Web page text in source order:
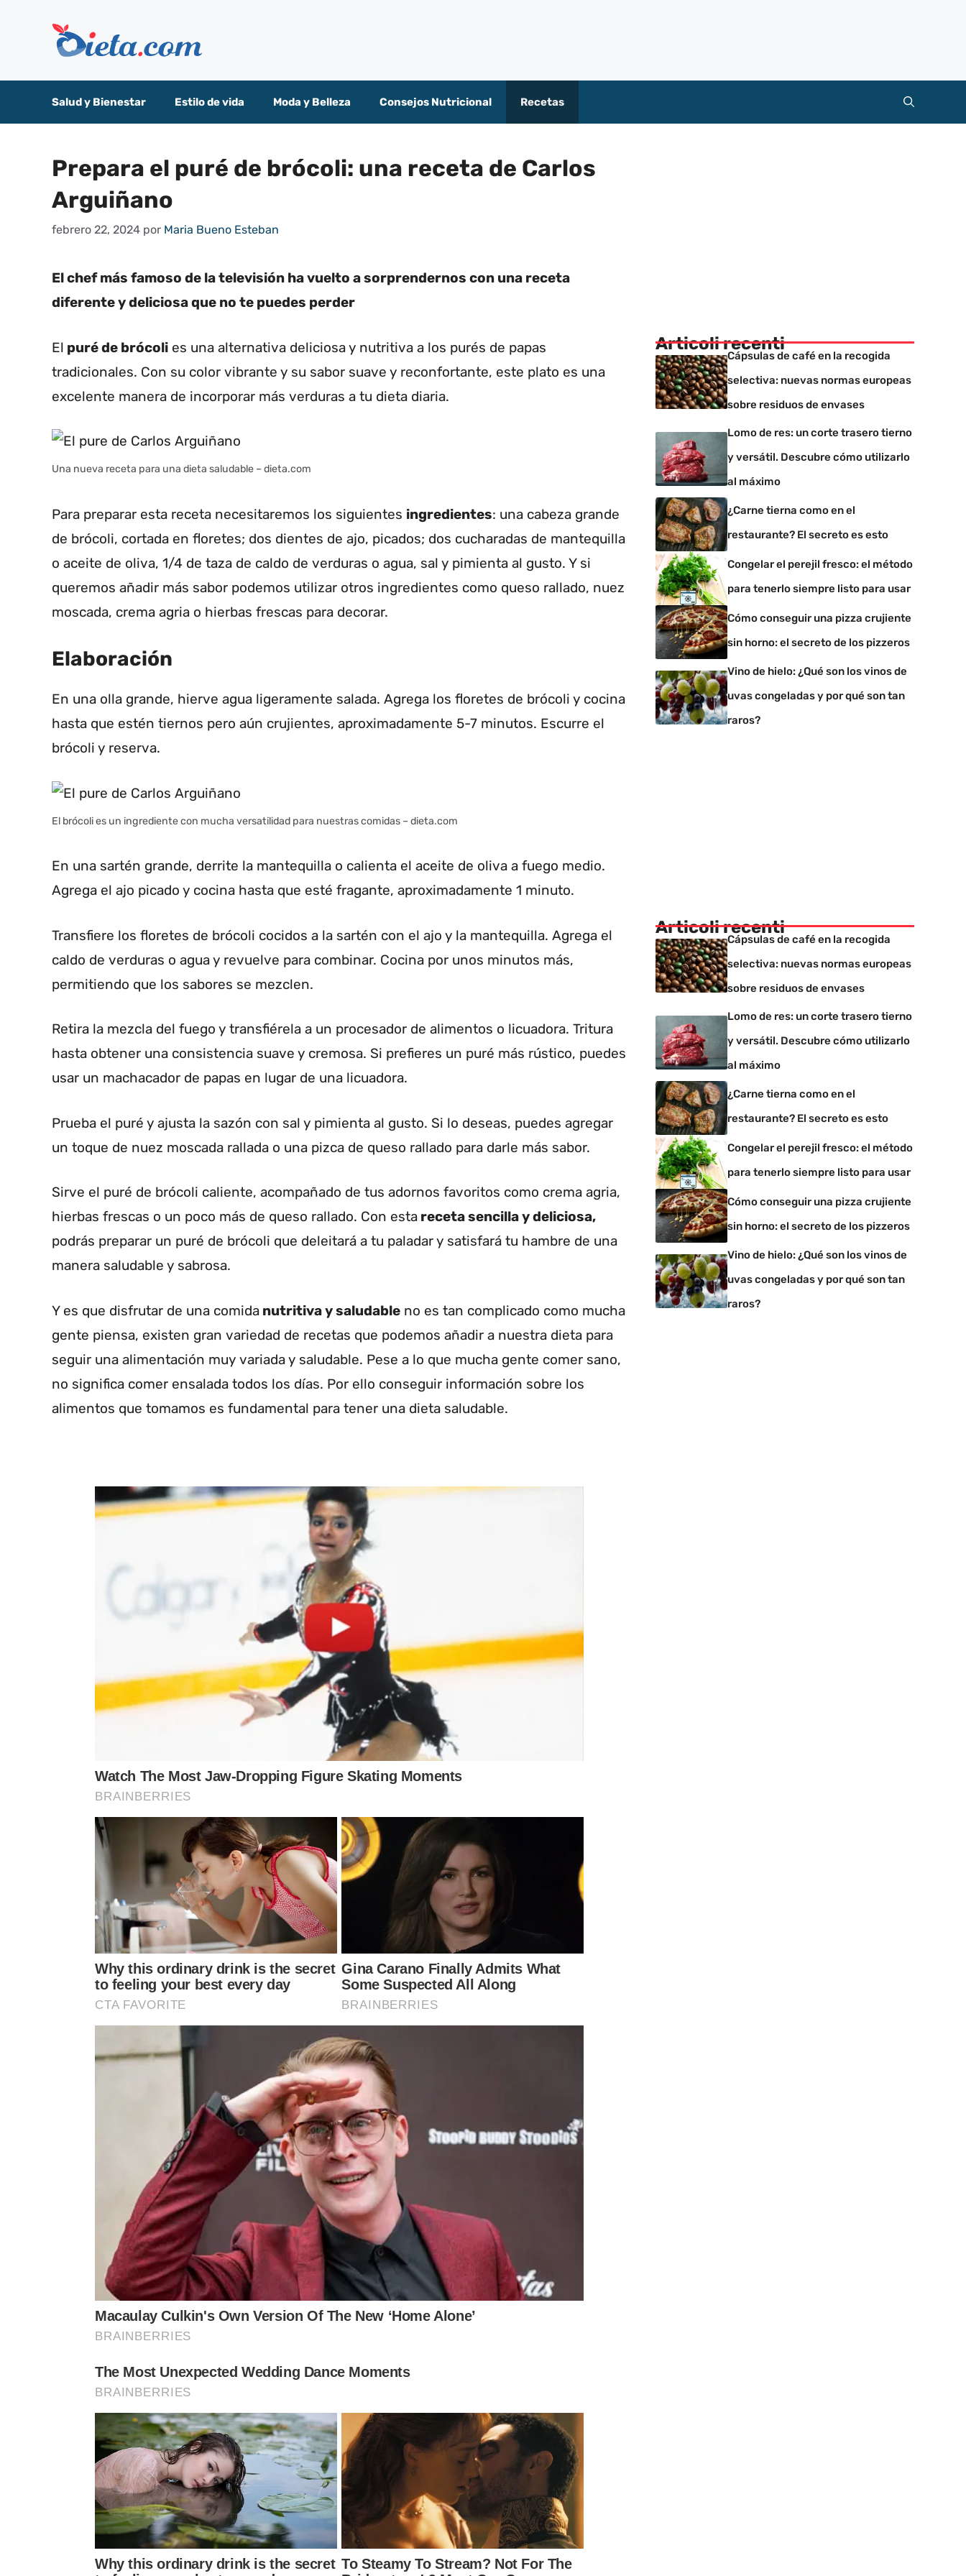
contenido
Salud y Bienestar Estilo de vida Moda y Belleza Consejos Nutricional Recetas
Prepara el puré de brócoli: una receta de Carlos
Arguiñano
febrero 22, 2024 por Maria Bueno Esteban
El chef más famoso de la televisión ha vuelto a sorprendernos con una receta
diferente y deliciosa que no te puedes perder
El puré de brócoli es una alternativa deliciosa y nutritiva a los purés de papas
tradicionales. Con su color vibrante y su sabor suave y reconfortante, este plato es una
excelente manera de incorporar más verduras a tu dieta diaria.
Una nueva receta para una dieta saludable – dieta.com
Para preparar esta receta necesitaremos los siguientes ingredientes: una cabeza grande
de brócoli, cortada en floretes; dos dientes de ajo, picados; dos cucharadas de mantequilla
o aceite de oliva, 1/4 de taza de caldo de verduras o agua, sal y pimienta al gusto. Y si
queremos añadir más sabor podemos utilizar otros ingredientes como queso rallado, nuez
moscada, crema agria o hierbas frescas para decorar.
Elaboración
En una olla grande, hierve agua ligeramente salada. Agrega los floretes de brócoli y cocina
hasta que estén tiernos pero aún crujientes, aproximadamente 5-7 minutos. Escurre el
brócoli y reserva.
El brócoli es un ingrediente con mucha versatilidad para nuestras comidas – dieta.com
En una sartén grande, derrite la mantequilla o calienta el aceite de oliva a fuego medio.
Agrega el ajo picado y cocina hasta que esté fragante, aproximadamente 1 minuto.
Transfiere los floretes de brócoli cocidos a la sartén con el ajo y la mantequilla. Agrega el
caldo de verduras o agua y revuelve para combinar. Cocina por unos minutos más,
permitiendo que los sabores se mezclen.
Retira la mezcla del fuego y transfiérela a un procesador de alimentos o licuadora. Tritura
hasta obtener una consistencia suave y cremosa. Si prefieres un puré más rústico, puedes
usar un machacador de papas en lugar de una licuadora.
Prueba el puré y ajusta la sazón con sal y pimienta al gusto. Si lo deseas, puedes agregar
un toque de nuez moscada rallada o una pizca de queso rallado para darle más sabor.
Sirve el puré de brócoli caliente, acompañado de tus adornos favoritos como crema agria,
hierbas frescas o un poco más de queso rallado. Con esta receta sencilla y deliciosa,
podrás preparar un puré de brócoli que deleitará a tu paladar y satisfará tu hambre de una
manera saludable y sabrosa.
Y es que disfrutar de una comida nutritiva y saludable no es tan complicado como mucha
gente piensa, existen gran variedad de recetas que podemos añadir a nuestra dieta para
seguir una alimentación muy variada y saludable. Pese a lo que mucha gente comer sano,
no significa comer ensalada todos los días. Por ello conseguir información sobre los
alimentos que tomamos es fundamental para tener una dieta saludable.
Articoli recenti
Cápsulas de café en la recogida
selectiva: nuevas normas europeas
sobre residuos de envases
Lomo de res: un corte trasero tierno
y versátil. Descubre cómo utilizarlo
al máximo
¿Carne tierna como en el
restaurante? El secreto es esto
Congelar el perejil fresco: el método
para tenerlo siempre listo para usar
Cómo conseguir una pizza crujiente
sin horno: el secreto de los pizzeros
Vino de hielo: ¿Qué son los vinos de
uvas congeladas y por qué son tan
raros?
Articoli recenti
Cápsulas de café en la recogida
selectiva: nuevas normas europeas
sobre residuos de envases
Lomo de res: un corte trasero tierno
y versátil. Descubre cómo utilizarlo
al máximo
¿Carne tierna como en el
restaurante? El secreto es esto
Congelar el perejil fresco: el método
para tenerlo siempre listo para usar
Cómo conseguir una pizza crujiente
sin horno: el secreto de los pizzeros
Vino de hielo: ¿Qué son los vinos de
uvas congeladas y por qué son tan
raros?